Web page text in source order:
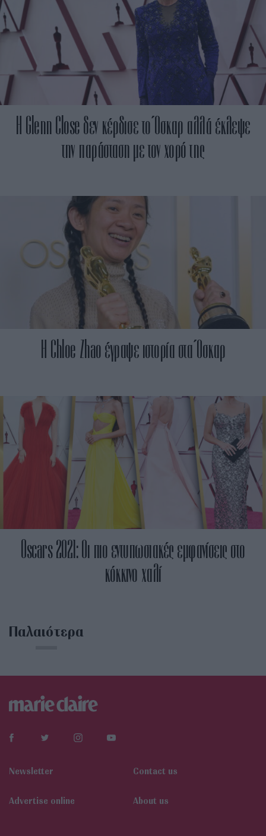
H Glenn Close δεν κέρδισε το Όσκαρ αλλά έκλεψε
την παράσταση με τον χορό της
Η Chloe Zhao έγραψε ιστορία στα Όσκαρ
Oscars 2021: Οι πιο εντυπωσιακές εμφανίσεις στο
κόκκινο χαλί
Παλαιότερα
Newsletter Contact us
Αdvertise online About us